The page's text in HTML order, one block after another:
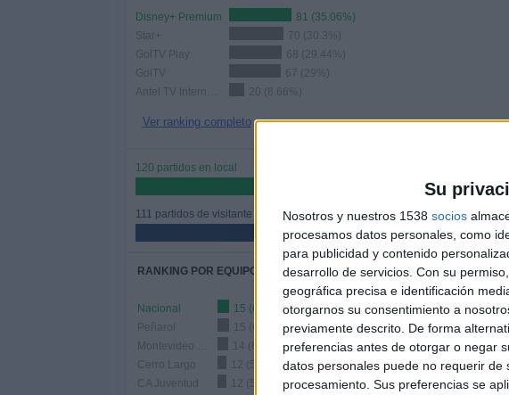
Su
Nosotros y nuestros 1538 socios
procesamos datos personales, como
para publicidad y contenido
desarrollo de servicios. Con su
geográfica precisa e identificación
otorgarnos su consentimiento a
previamente descrito. De forma
preferencias antes de otorgar o negar
datos personales puede no requerir
procesamiento. Sus preferencias se
Disney+ Premium
81 (35.06%)
Star+
70 (30.3%)
GolTV Play
68 (29.44%)
GolTV
67 (29%)
20 (8.66%)
Ver ranking completo
120 partidos en local
111 partidos de visitante
48.05%
RANKING POR EQUIPOS
Nacional
15 (6.49%)
Peñarol
15 (6.49%)
14 (6.06%)
Cerro Largo
12 (5.19%)
CA Juventud
12 (5.19%)
Amistoso